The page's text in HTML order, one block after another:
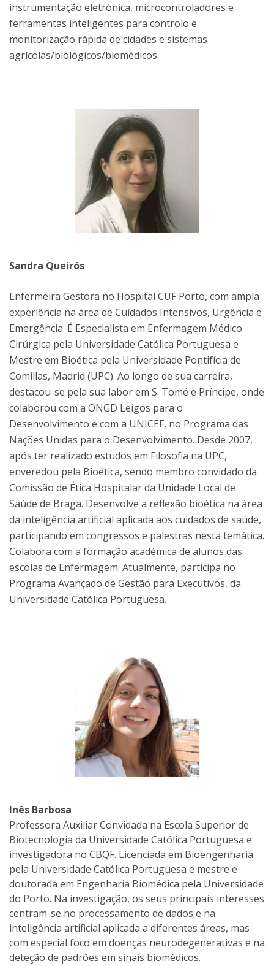
instrumentação eletrónica, microcontroladores e
ferramentas inteligentes para controlo e
monitorização rápida de cidades e sistemas
agrícolas/biológicos/biomédicos.
Sandra Queirós
Enfermeira Gestora no Hospital CUF Porto, com ampla
experiência na área de Cuidados Intensivos, Urgência e
Emergência. É Especialista em Enfermagem Médico
Cirúrgica pela Universidade Católica Portuguesa e
Mestre em Bioética pela Universidade Pontifícia de
Comillas, Madrid (UPC). Ao longo de sua carreira,
destacou-se pela sua labor em S. Tomé e Príncipe, onde
colaborou com a ONGD Leigos para o
Desenvolvimento e com a UNICEF, no Programa das
Nações Unidas para o Desenvolvimento. Desde 2007,
após ter realizado estudos em Filosofia na UPC,
enveredou pela Bioética, sendo membro convidado da
Comissão de Ética Hospitalar da Unidade Local de
Saúde de Braga. Desenvolve a reflexão bioética na área
da inteligência artificial aplicada aos cuidados de saúde,
participando em congressos e palestras nesta temática.
Colabora com a formação académica de alunos das
escolas de Enfermagem. Atualmente, participa no
Programa Avançado de Gestão para Executivos, da
Universidade Católica Portuguesa.
Inês Barbosa
Professora Auxiliar Convidada na Escola Superior de
Biotecnologia da Universidade Católica Portuguesa e
investigadora no CBQF. Licenciada em Bioengenharia
pela Universidade Católica Portuguesa e mestre e
doutorada em Engenharia Biomédica pela Universidade
do Porto. Na investigação, os seus principais interesses
centram-se no processamento de dados e na
inteligência artificial aplicada a diferentes áreas, mas
com especial foco em doenças neurodegenerativas e na
deteção de padrões em sinais biomédicos.